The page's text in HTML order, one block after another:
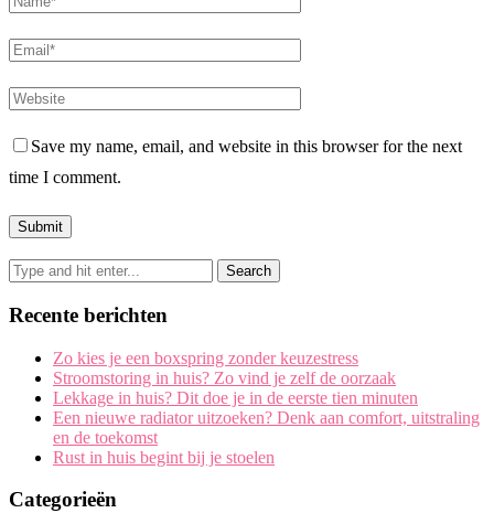
Save my name, email, and website in this browser for the next
time I comment.
Recente berichten
Zo kies je een boxspring zonder keuzestress
Stroomstoring in huis? Zo vind je zelf de oorzaak
Lekkage in huis? Dit doe je in de eerste tien minuten
Een nieuwe radiator uitzoeken? Denk aan comfort, uitstraling
en de toekomst
Rust in huis begint bij je stoelen
Categorieën